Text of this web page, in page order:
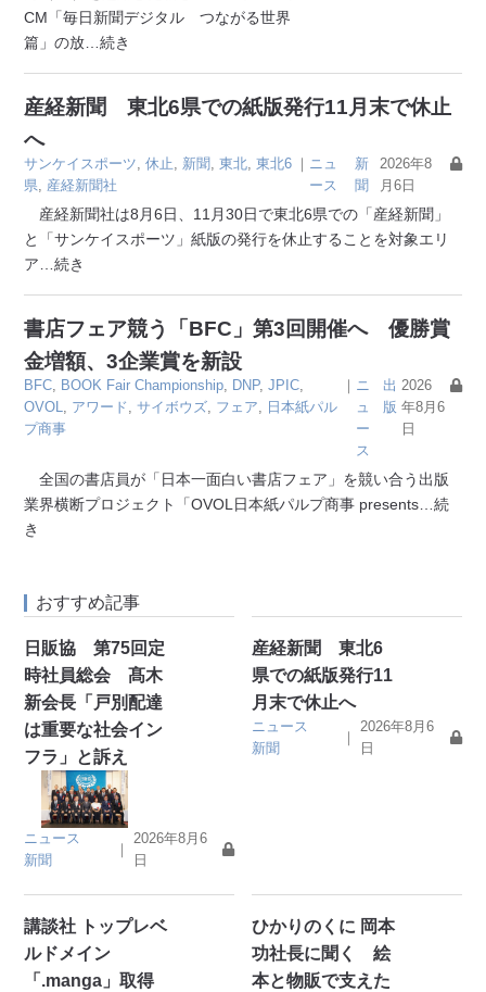
CM「毎日新聞デジタル つながる世界
篇」の放 …続き
産経新聞 東北6県での紙版発行11月末で休止
へ
サンケイスポーツ,休止, 新聞,東北,東北6
県, 産経新聞社
｜ ニュ
ース
新
聞
2026年8
月6日
産経新聞社は8月6日、11月30日で東北6県での「産経新聞」
と「サンケイスポーツ」紙版の発行を休止することを対象エリ
ア …続き
書店フェア競う「BFC」第3回開催へ 優勝賞
金増額、3企業賞を新設
BFC, BOOK Fair Championship, DNP,JPIC,
OVOL, アワード ,サイボウズ, フェア, 日本紙パル
プ商事
｜ ニ
ュ
ー
ス
出
版
2026
年8月6
日
全国の書店員が「日本一面白い書店フェア」を競い合う出版
業界横断プロジェクト「OVOL日本紙パルプ商事 presents …続
き
おすすめ記事
日販協 第75回定
時社員総会 髙木
新会長「戸別配達
は重要な社会イン
フラ」と訴え
ニュース
新聞
｜
2026年8月6
日
産経新聞 東北6
県での紙版発行11
月末で休止へ
ニュース
新聞
｜
2026年8月6
日
講談社 トップレベ
ルドメイン
「.manga」取得
ひかりのくに 岡本
功社長に聞く 絵
本と物販で支えた